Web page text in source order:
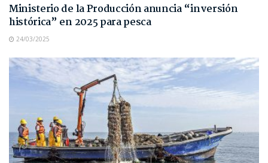
Ministerio de la Producción anuncia “inversión
histórica” en 2025 para pesca
24/03/2025